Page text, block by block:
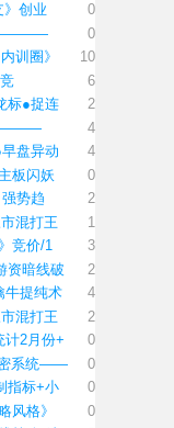
0
》创业
0
—————
10
训圈》
6
2
●捉连
4
———
4
盘异动
0
板闪妖
2
势趋
1
混打王
3
竞价/1
2
资暗线破
4
牛提纯术
2
混打王
0
计2月份+
0
密系统——
0
指标+小
0
风格》